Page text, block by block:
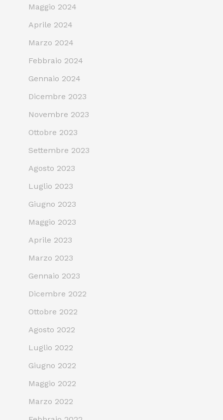
Maggio 2024
Aprile 2024
Marzo 2024
Febbraio 2024
Gennaio 2024
Dicembre 2023
Novembre 2023
Ottobre 2023
Settembre 2023
Agosto 2023
Luglio 2023
Giugno 2023
Maggio 2023
Aprile 2023
Marzo 2023
Gennaio 2023
Dicembre 2022
Ottobre 2022
Agosto 2022
Luglio 2022
Giugno 2022
Maggio 2022
Marzo 2022